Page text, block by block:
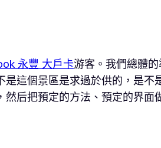
永豐 大戶卡游客。我們總體
這個景區是求過於供的，是不
后把預定的方法、預定的界面